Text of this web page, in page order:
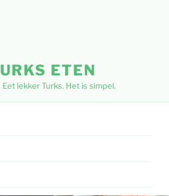
ETEN
lekker Turks. Het is simpel.